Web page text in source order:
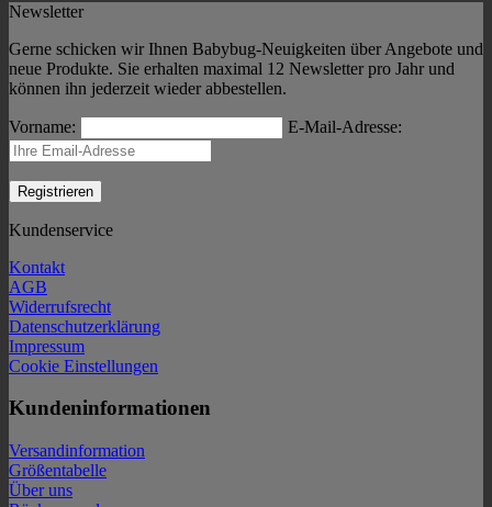
Newsletter
Gerne schicken wir Ihnen Babybug-Neuigkeiten über Angebote und
neue Produkte. Sie erhalten maximal 12 Newsletter pro Jahr und
können ihn jederzeit wieder abbestellen.
Vorname: E-Mail-Adresse:
Kundenservice
Kontakt
AGB
Widerrufsrecht
Datenschutzerklärung
Impressum
Cookie Einstellungen
Kundeninformationen
Versandinformation
Größentabelle
Über uns